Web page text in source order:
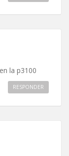
la p3100
RESPONDER